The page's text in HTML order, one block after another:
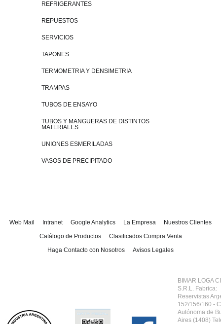
REFRIGERANTES
REPUESTOS
SERVICIOS
TAPONES
TERMOMETRIA Y DENSIMETRIA
TRAMPAS
TUBOS DE ENSAYO
TUBOS Y MANGUERAS DE DISTINTOS
MATERIALES
UNIONES ESMERILADAS
VASOS DE PRECIPITADO
Web Mail Intranet Google Analytics La Empresa
Nuestros Clientes
Catálogo de Productos
Clasificados Compra Venta
Haga Contacto con Nosotros
Avisos Legales
BIMAR LOGA
S.R.L. Fabrica:
Reservistas
152/156/160 -
Autónoma de
Aires (1408)